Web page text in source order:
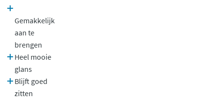
Gemakkelijk
aan te
brengen
Heel mooie
glans
Blijft goed
zitten